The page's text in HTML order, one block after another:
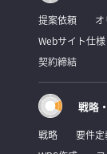
提案依頼
Webサイト仕
契約締結
戦略
戦略 要件定